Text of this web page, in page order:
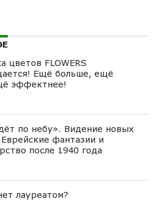
цветов FLOWERS
Ещё больше, ещё
эффектнее!
по небу». Видение новых
фантазии и
после 1940 года
лауреатом?